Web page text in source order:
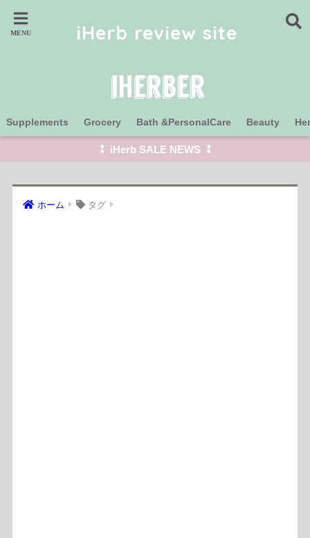
iHerb review site
Supplements Grocery Bath &PersonalCare Beauty
⁑ iHerb SALE NEWS ⁑
ホーム タグ